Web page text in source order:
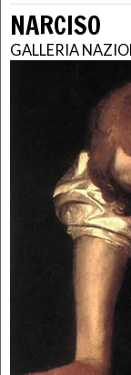
NARCISO
GALLERIA